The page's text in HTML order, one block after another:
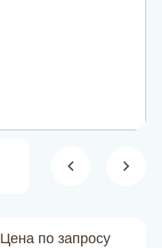
Цена по запросу